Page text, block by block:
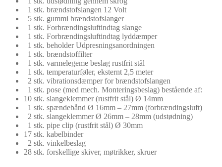
1 stk. brændstofslangen 12 Volt
5 stk. gummi brændstofslanger
1 stk. Forbrændingsluftindtag slange
1 stk. Forbrændingsluftindtag lyddæmper
1 stk. beholder Udpresningsanordningen
1 stk. brændstoffilter
1 stk. varmelegeme beslag rustfrit stål
1 stk. temperaturføler, eksternt 2,5 meter
2 stk. vibrationsdæmper for brændstofslangen
1 stk. pose (med mech. Monteringsbeslag) bestående af:
10 stk. slangeklemmer (rustfrit stål) Ø 14mm
1 stk. spændebånd Ø 16mm – 27mm (forbrændingsluft)
2 stk. slangeklemmer Ø 26mm – 28mm (udstødning)
1 stk. pipe clip (rustfrit stål) Ø 30mm
17 stk. kabelbinder
2 stk. vinkelbeslag
28 stk. forskellige skiver, møtrikker, skruer